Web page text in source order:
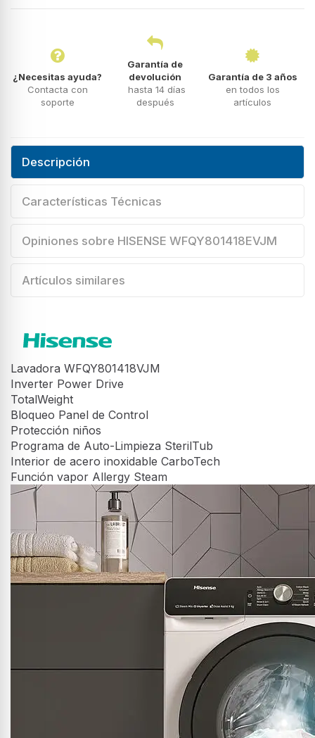
¿Necesitas ayuda?
Contacta con
soporte
Garantía de
devolución
hasta 14 días
después
Garantía de 3 años
en todos los
artículos
Descripción
Características Técnicas
Opiniones sobre HISENSE WFQY801418EVJM
Artículos similares
Lavadora WFQY801418VJM
Inverter Power Drive
Bloqueo Panel de
Control
Protección niños
Programa de Auto-
Limpieza SterilTub
Interior de acero
inoxidable CarboTech